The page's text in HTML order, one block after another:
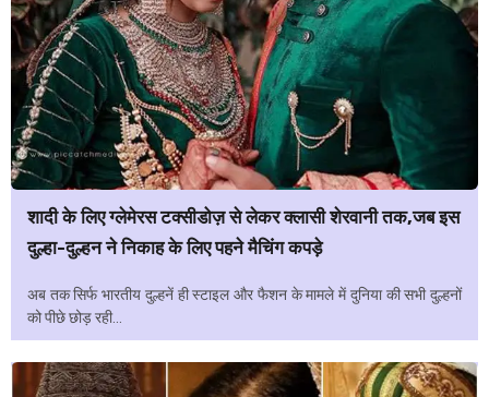
शादी के लिए ग्लेमेरस टक्सीडोज़ से लेकर क्लासी शेरवानी तक,जब इस
दुल्हा-दुल्हन ने निकाह के लिए पहने मैचिंग कपड़े
अब तक सिर्फ भारतीय दुल्हनें ही स्टाइल और फैशन के मामले में दुनिया की सभी दुल्हनों
को पीछे छोड़ रही...